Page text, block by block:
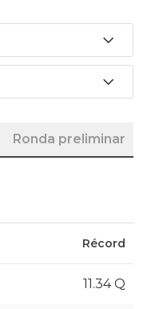
Ronda preliminar
Récord
11.34 Q